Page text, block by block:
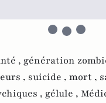
, génération
, suicide , mort ,
, gélule ,